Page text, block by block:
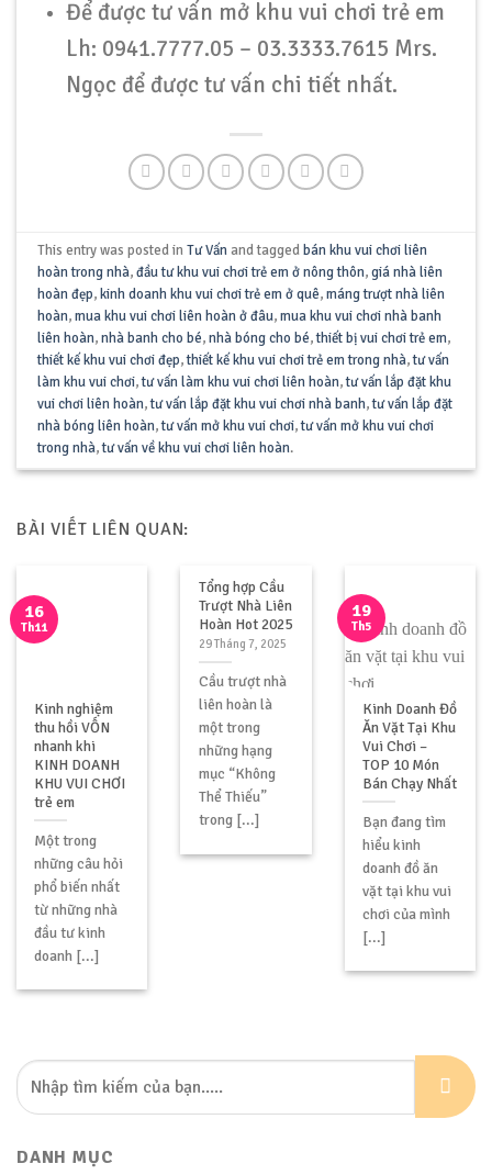
Để được tư vấn mở khu vui chơi trẻ em
Lh: 0941.7777.05 – 03.3333.7615 Mrs.
Ngọc để được tư vấn chi tiết nhất.
This entry was posted inTư Vấnand tagged bán khu vui chơi liên
hoàn trong nhà,đầu tư khu vui chơi trẻ em ở nông thôn,giá nhà liên
hoàn đẹp, kinh doanh khu vui chơi trẻ em ở quê,máng trượt nhà liên
hoàn,mua khu vui chơi liên hoàn ở đâu,mua khu vui chơi nhà banh
liên hoàn,nhà banh cho bé,nhà bóng cho bé,thiết bị vui chơi trẻ em,
thiết kế khu vui chơi đẹp,thiết kế khu vui chơi trẻ em trong nhà,tư vấn
làm khu vui chơi,tư vấn làm khu vui chơi liên hoàn,tư vấn lắp đặt khu
vui chơi liên hoàn,tư vấn lắp đặt khu vui chơi nhà banh,tư vấn lắp đặt
nhà bóng liên hoàn,tư vấn mở khu vui chơi,tư vấn mở khu vui chơi
trong nhà,tư vấn về khu vui chơi liên hoàn.
BÀI VIẾT LIÊN QUAN:
Kinh nghiệm
thu hồi VỐN
nhanh khi
KINH DOANH
KHU VUI CHƠI
trẻ em
Một trong
những câu hỏi
phổ biến nhất
từ những nhà
đầu tư kinh
doanh [...]
16
Th11
Tổng hợp Cầu
Trượt Nhà Liên
Hoàn Hot 2025
29 Tháng 7, 2025
Cầu trượt nhà
liên hoàn là
một trong
những hạng
mục “Không
Thể Thiếu”
trong [...]
Kinh Doanh Đồ
Ăn Vặt Tại Khu
Vui Chơi –
TOP 10 Món
Bán Chạy Nhất
Bạn đang tìm
hiểu kinh
doanh đồ ăn
vặt tại khu vui
chơi của mình
[...]
19
Th5
DANH MỤC